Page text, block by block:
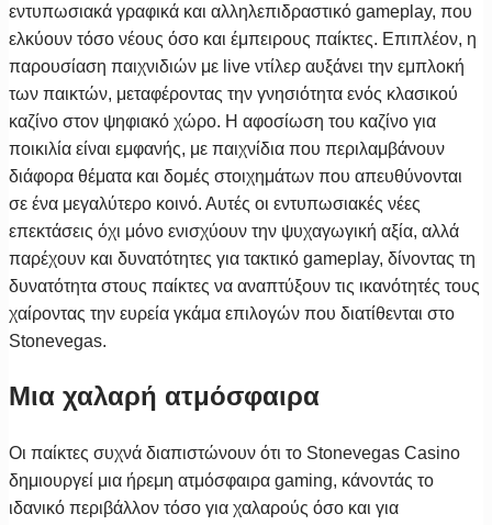
εντυπωσιακά γραφικά και αλληλεπιδραστικό gameplay, που
ελκύουν τόσο νέους όσο και έμπειρους παίκτες. Επιπλέον, η
παρουσίαση παιχνιδιών με live ντίλερ αυξάνει την εμπλοκή
των παικτών, μεταφέροντας την γνησιότητα ενός κλασικού
καζίνο στον ψηφιακό χώρο. Η αφοσίωση του καζίνο για
ποικιλία είναι εμφανής, με παιχνίδια που περιλαμβάνουν
διάφορα θέματα και δομές στοιχημάτων που απευθύνονται
σε ένα μεγαλύτερο κοινό. Αυτές οι εντυπωσιακές νέες
επεκτάσεις όχι μόνο ενισχύουν την ψυχαγωγική αξία, αλλά
παρέχουν και δυνατότητες για τακτικό gameplay, δίνοντας τη
δυνατότητα στους παίκτες να αναπτύξουν τις ικανότητές τους
χαίροντας την ευρεία γκάμα επιλογών που διατίθενται στο
Stonevegas.
Μια χαλαρή ατμόσφαιρα
Οι παίκτες συχνά διαπιστώνουν ότι το Stonevegas Casino
δημιουργεί μια ήρεμη ατμόσφαιρα gaming, κάνοντάς το
ιδανικό περιβάλλον τόσο για χαλαρούς όσο και για